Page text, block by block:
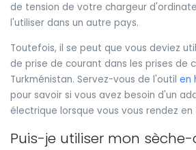
de tension de votre chargeur
l'utiliser dans un autre pays.
Toutefois, il se peut que vous deviez
de prise de courant dans les prises de
Turkménistan. Servez-vous de l'outil en
pour savoir si vous avez besoin d'un
électrique lorsque vous vous rendez en
Puis-je utiliser mon